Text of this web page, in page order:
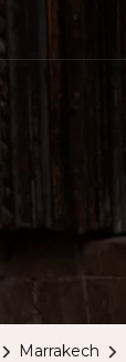
Marrakech